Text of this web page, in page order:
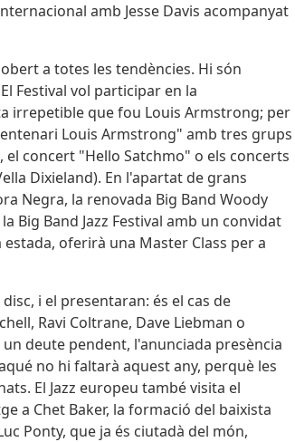
amb Jesse Davis acompanyat
a totes les tendències. Hi són
Festival vol participar en la
irrepetible que fou Louis Armstrong; per
Louis Armstrong" amb tres grups
el concert "Hello Satchmo" o els concerts
Dixieland). En l'apartat de grans
Negra, la renovada Big Band Woody
Big Band Jazz Festival amb un convidat
oferirà una Master Class per a
i el presentaran: és el cas de
Ravi Coltrane, Dave Liebman o
deute pendent, l'anunciada presència
no hi faltarà aquest any, perquè les
El Jazz europeu també visita el
a Chet Baker, la formació del baixista
Ponty, que ja és ciutadà del món,